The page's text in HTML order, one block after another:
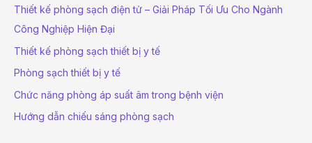
Thiết kế phòng sạch điện tử – Giải Pháp Tối Ưu Cho Ngành
Công Nghiệp Hiện Đại
Thiết kế phòng sạch thiết bị y tế
Phòng sạch thiết bị y tế
Chức năng phòng áp suất âm trong bệnh viện
Hướng dẫn chiếu sáng phòng sạch